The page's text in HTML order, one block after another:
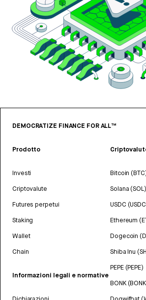
DEMOCRATIZE FINANCE FOR ALL™
Prodotto
Investi
Criptovalute
Futures perpetui
Staking
Wallet
Chain
Informazioni legali e normative
Bitcoin
Solana (SOL)
USDC
Ethereum
Dogecoin
Shiba Inu
PEPE (PEPE)
BONK